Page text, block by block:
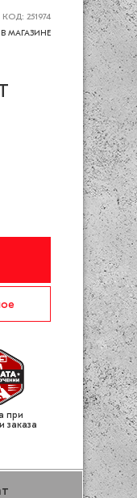
КОД: 251974
МАГАЗИНЕ
при
заказа